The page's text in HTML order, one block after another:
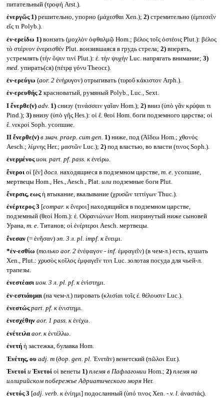
питательный (τροφή Arst.).
ἐνεργῶς 1)решительно, упорно (μάχεσθαι Xen.); 2)стремительно (ἐμπεσεῖν
εἴς τι Polyb.).
ἐν-ερείδω 1)вонзать (μοχλὸν ὀφθαλμῷ Hom.; βέλος τοῖς ὀστέοις Plut.): βέλος
τὸ στέρνον ἐνερεισθέν Plut. вонзившаяся в грудь стрела; 2)вперять,
устремлять (τὴν ὄψιν τινί Plut.): ἐ. τὴν ψυχήν Luc. напрягать внимание; 3)
med. упирать(ся) (πέτρᾳ γόνυ Theocr.).
ἐν-ερεύγω (aor. 2ἐνήρυγον) отрыгивать (τυροῦ κάκιστον Arph.).
ἐν-ερευθής 2 красноватый, румяный Polyb., Luc., Sext.
I ἔνερθε(ν) adv. 1)снизу (τινάσσειν γαῖαν Hom.); 2)вниз (ὑπὸ γᾶν κρύψαι τι
Pind.); 3)внизу (ὑπὸ γῆς Hes.): οἱ ἔ. θεοί Hom. боги подземного царства; οἱ
ἔ. νεκροί Soph. усопшие.
II ἔνερθε(ν) в знач. praep. cum gen. 1)ниже, под (Ἀΐδεω Hom.; χθονός
Aesch.; λίμνης Her.; μαστῶν Luc.); 2)под властью, во власти (τινος Soph.).
ἐνερμένος ион. part. pf. pass. кἐνείρω.
ἔνεροι οἱ [ἔν]досл. находящиеся в подземном царстве, т. е. усопшие,
мертвецы Hom., Hes., Aesch., Plat. или подземные боги Plut.
ἔνερσις, εωςἡ втыкание, вкалывание (χρυσῶν τεττίγων Thuc.).
ἐνέρτερος 3 [compar. кἔνεροι] находящийся в подземном царстве,
подземный (θεοί Hom.): ἐ. Οὐρανιώνων Hom. низринутый ниже сыновей
Урана, т. е. Титанов; οἱ ἐνέρτεροι Aesch. мертвецы.
ἔνεσαν (= ἐνῆσαν)эп. 3 л. pl. impf. кἔνειμι.
*ἐν-εσθίω (только aor. 2ἐνέφαγον - inf. ἐμφαγεῖν) (в чем-л.) есть, кушать
Xen., Plut.: χρυσὸς κοῖλος ἐμφαγεῖν τινι Luc. золотая посуда для чьей-л.
трапезы.
ἐνεστέασι ион. 3 л. pl. pf. кἐνίστημι.
ἐν-εστιάομαι (на чем-л.) пировать (κλισίαι τοῖς ἐ. θέλουσιν Luc.).
ἐνεστώς part. pf. кἐνιστημι.
ἐνεσχέθην aor. 1 pass. кἐνέχω.
ἐνέτειλα aor. кἐντέλλω.
ἐνετή ἡ застежка, булавка Hom.
Ἐνέτης, ου adj. m(дор. gen. pl. Ἐνετᾶν) венетский (πῶλοι Eur.).
Ἐνετοί и Ἑνετοί οἱ венеты 1) племя в Пафлагонии Hom.; 2) племя на
иллирийском побережье Адриатического моряHer.
ἐνετός 3 [adj. verb. кἐνίημι] подосланный (ὑπό τινος Xen. - v. l. ἀναστάς).